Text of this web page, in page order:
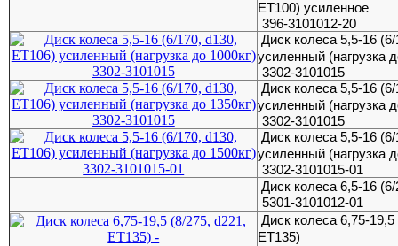
ЕТ100) усиленное
396-3101012-20
Диск колеса 5,5-16
усиленный (нагрузка
3302-3101015
Диск колеса 5,5-16
усиленный (нагрузка
3302-3101015
Диск колеса 5,5-16
усиленный (нагрузка
3302-3101015-01
Диск колеса 6,5-16
5301-3101012-01
Диск колеса 6,75-
ET135)